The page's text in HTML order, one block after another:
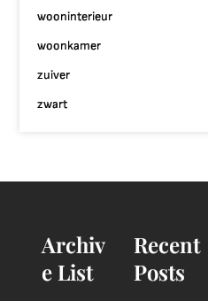
wooninterieur
woonkamer
zuiver
zwart
Archiv
e List
Recent
Posts